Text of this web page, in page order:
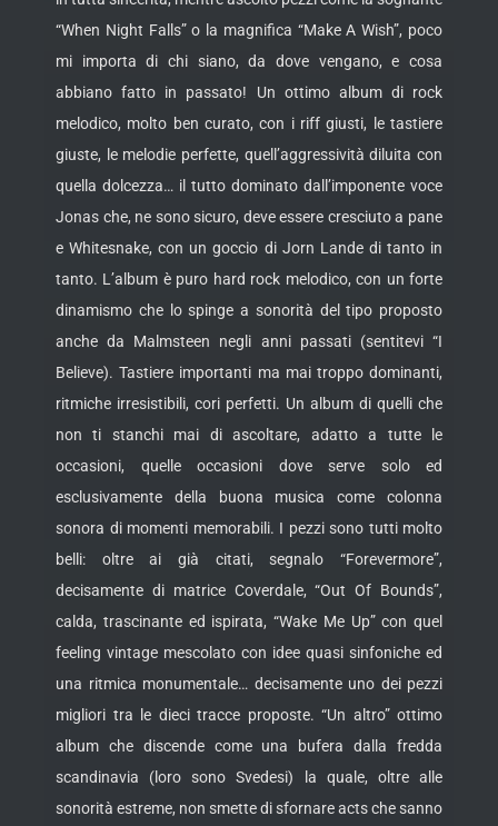
“When Night Falls” o la magnifica “Make A Wish”, poco
mi importa di chi siano, da dove vengano, e cosa
abbiano fatto in passato! Un ottimo album di rock
melodico, molto ben curato, con i riff giusti, le tastiere
giuste, le melodie perfette, quell’aggressività diluita con
quella dolcezza… il tutto dominato dall’imponente voce
Jonas che, ne sono sicuro, deve essere cresciuto a pane
e Whitesnake, con un goccio di Jorn Lande di tanto in
tanto. L’album è puro hard rock melodico, con un forte
dinamismo che lo spinge a sonorità del tipo proposto
anche da Malmsteen negli anni passati (sentitevi “I
Believe). Tastiere importanti ma mai troppo dominanti,
ritmiche irresistibili, cori perfetti. Un album di quelli che
non ti stanchi mai di ascoltare, adatto a tutte le
occasioni, quelle occasioni dove serve solo ed
esclusivamente della buona musica come colonna
sonora di momenti memorabili. I pezzi sono tutti molto
belli: oltre ai già citati, segnalo “Forevermore”,
decisamente di matrice Coverdale, “Out Of Bounds”,
calda, trascinante ed ispirata, “Wake Me Up” con quel
feeling vintage mescolato con idee quasi sinfoniche ed
una ritmica monumentale… decisamente uno dei pezzi
migliori tra le dieci tracce proposte. “Un altro” ottimo
album che discende come una bufera dalla fredda
scandinavia (loro sono Svedesi) la quale, oltre alle
sonorità estreme, non smette di sfornare acts che sanno